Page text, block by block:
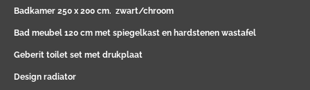
Badkamer 250 x 200 cm. zwart/chroom
Bad meubel 120 cm met spiegelkast en hardstenen wastafel
Geberit toilet set met drukplaat
Design radiator